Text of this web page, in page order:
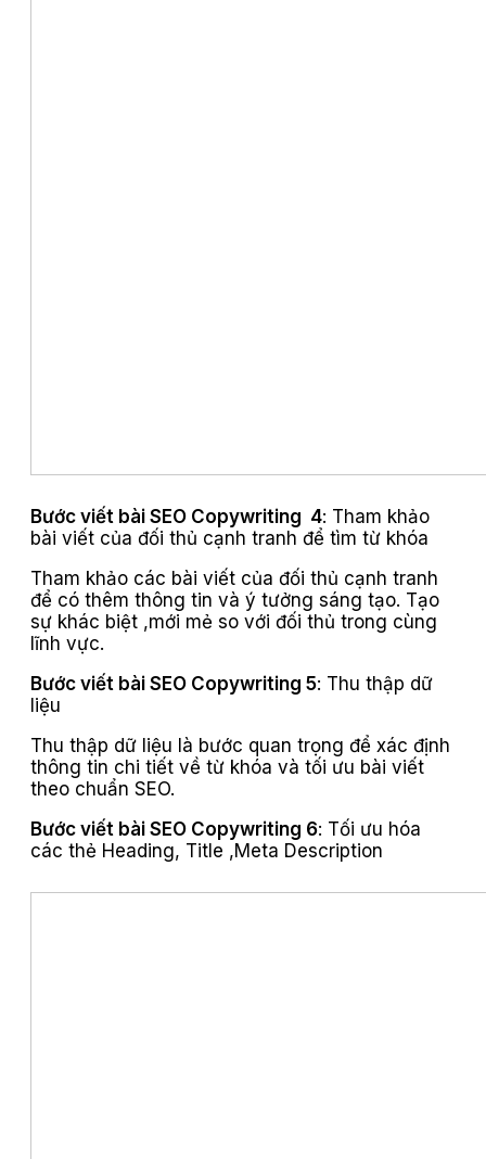
Bước viết bài SEO Copywriting 4: Tham khảo
bài viết của đối thủ cạnh tranh để tìm từ khóa
Tham khảo các bài viết của đối thủ cạnh tranh
để có thêm thông tin và ý tưởng sáng tạo. Tạo
sự khác biệt ,mới mẻ so với đối thủ trong cùng
lĩnh vực.
Bước viết bài SEO Copywriting 5: Thu thập dữ
liệu
Thu thập dữ liệu là bước quan trọng để xác định
thông tin chi tiết về từ khóa và tối ưu bài viết
theo chuẩn SEO.
Bước viết bài SEO Copywriting 6: Tối ưu hóa
các thẻ Heading, Title ,Meta Description